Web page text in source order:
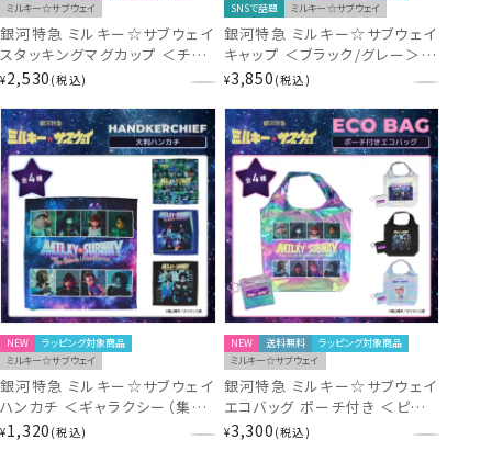
ミルキー☆サブウェイ
銀河特急 ミルキー☆サブウェイ
スタッキングマグカップ ＜チハ
ル＆マキナ/カート＆マックス/ア
合＞ 粧美堂 shobido
¥2,530 税込
SNSで話題
ミルキー☆サブウェイ
銀河特急 ミルキー☆サブウェイ
キャップ ＜ブラック/グレー＞
粧美堂 shobido
¥3,850 税込
NEW
ラッピング対象商品
ミルキー☆サブウェイ
銀河特急 ミルキー☆サブウェイ
ハンカチ ＜ギャラクシー（集
合）/モザイク（集合）/チハル＆
¥1,320 税込
NEW 送料無料
ラッピング対象商品
ミルキー☆サブウェイ
銀河特急 ミルキー☆サブウェイ
エコバッグ ポーチ付き ＜ピン
クパープル（集合）/シルバー
¥3,300 税込